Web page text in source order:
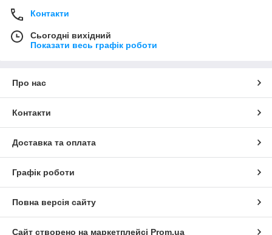
Контакти
Сьогодні вихідний
Показати весь графік роботи
Про нас
Контакти
Доставка та оплата
Графік роботи
Повна версія сайту
Сайт створено на маркетплейсі Prom.ua